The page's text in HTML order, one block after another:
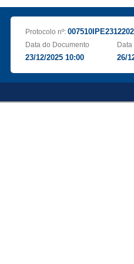
Protocolo nº:
Data do Documento
23/12/2025 10:00 26/